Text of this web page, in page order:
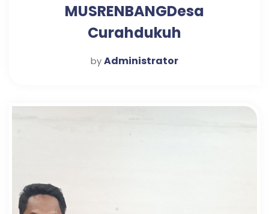
MUSRENBANGDesa
Curahdukuh
byAdministrator